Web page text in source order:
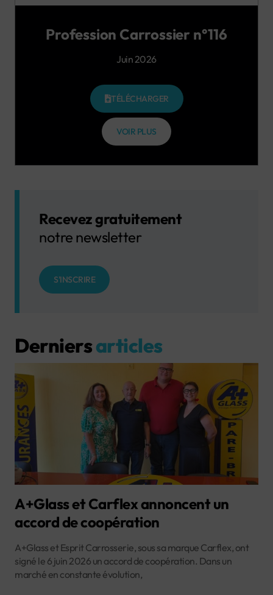
Profession Carrossier n°116
Juin 2026
TÉLÉCHARGER
VOIR PLUS
Recevez gratuitement
notre newsletter
S'INSCRIRE
Derniersarticles
A+Glass et Carflex annoncent un
accord de coopération
A+Glass et Esprit Carrosserie, sous sa marque Carflex, ont
signé le 6 juin 2026 un accord de coopération. Dans un
marché en constante évolution,